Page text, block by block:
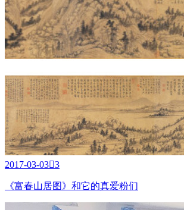
2017-03-033
《富春山居图》和它的真爱粉们